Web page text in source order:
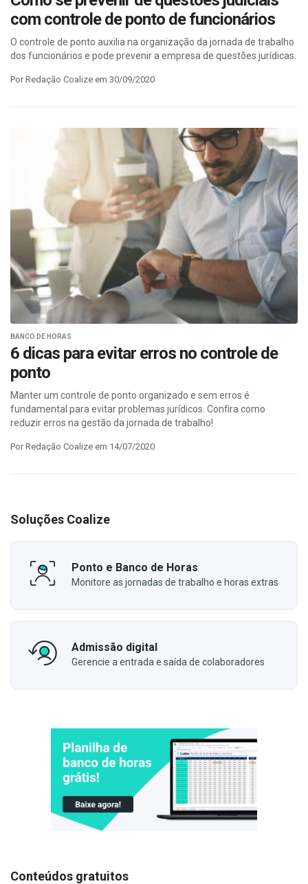
com controle de ponto de funcionários
O controle de ponto auxilia na organização da jornada de trabalho
dos funcionários e pode prevenir a empresa de questões jurídicas.
Por Redação Coalize em 30/09/2020
BANCO DE HORAS
6 dicas para evitar erros no controle de
ponto
Manter um controle de ponto organizado e sem erros é
fundamental para evitar problemas jurídicos. Confira como
reduzir erros na gestão da jornada de trabalho!
Por Redação Coalize em 14/07/2020
Soluções Coalize
Ponto e Banco de Horas
Monitore as jornadas de trabalho e horas extras
Admissão digital
Gerencie a entrada e saída de colaboradores
Conteúdos gratuitos